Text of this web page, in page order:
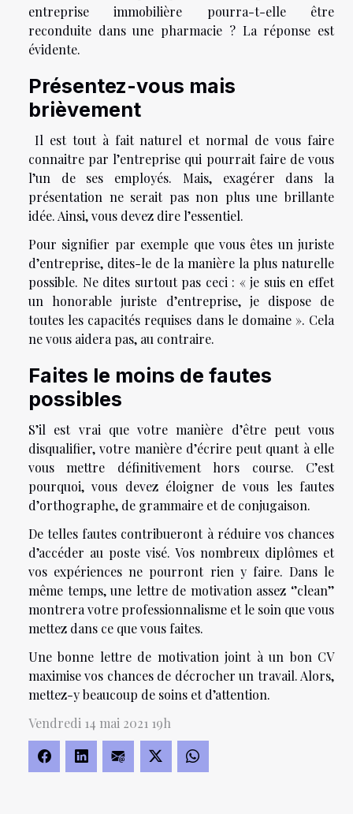
entreprise immobilière pourra-t-elle être
reconduite dans une pharmacie ? La réponse est
évidente.
Présentez-vous mais
brièvement
Il est tout à fait naturel et normal de vous faire
connaitre par l’entreprise qui pourrait faire de vous
l’un de ses employés. Mais, exagérer dans la
présentation ne serait pas non plus une brillante
idée. Ainsi, vous devez dire l’essentiel.
Pour signifier par exemple que vous êtes un juriste
d’entreprise, dites-le de la manière la plus naturelle
possible. Ne dites surtout pas ceci : « je suis en effet
un honorable juriste d’entreprise, je dispose de
toutes les capacités requises dans le domaine ». Cela
ne vous aidera pas, au contraire.
Faites le moins de fautes
possibles
S’il est vrai que votre manière d’être peut vous
disqualifier, votre manière d’écrire peut quant à elle
vous mettre définitivement hors course. C’est
pourquoi, vous devez éloigner de vous les fautes
d’orthographe, de grammaire et de conjugaison.
De telles fautes contribueront à réduire vos chances
d’accéder au poste visé. Vos nombreux diplômes et
vos expériences ne pourront rien y faire. Dans le
même temps, une lettre de motivation assez ‘’clean’’
montrera votre professionnalisme et le soin que vous
mettez dans ce que vous faites.
Une bonne lettre de motivation joint à un bon CV
maximise vos chances de décrocher un travail. Alors,
mettez-y beaucoup de soins et d’attention.
Vendredi 14 mai 2021 19h